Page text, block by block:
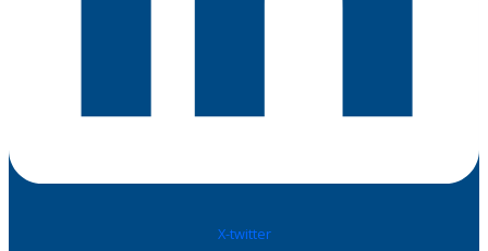
X-twitter